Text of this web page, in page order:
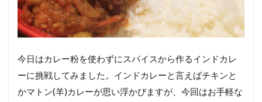
今日はカレー粉を使わずにスパイスから作るインドカレ
ーに挑戦してみました。インドカレーと言えばチキンと
かマトン(羊)カレーが思い浮かびますが、今回はお手軽な